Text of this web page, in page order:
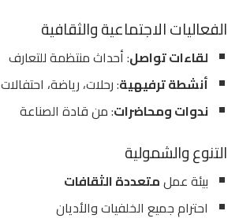
الفعاليات الاجتماعية والثقافية
لقاءات تواصل: أحداث منتظمة للتعارف
أنشطة ترفيهية: رحلات، رياضة، احتفالات
ندوات ومحاضرات: من قادة الصناعة
التنوع والشمولية
بيئة عملمتعددة الثقافات
احترام جميع الخلفيات والأديان